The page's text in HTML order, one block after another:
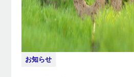
お知らせ